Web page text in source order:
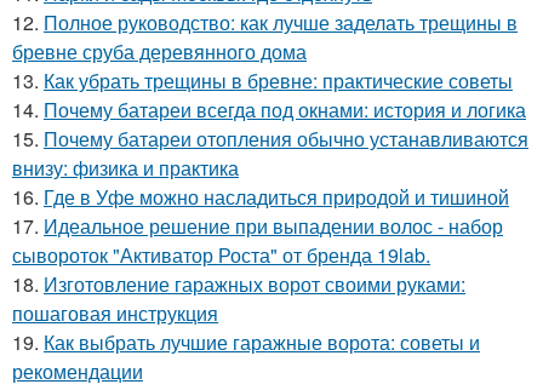
12. Полное руководство: как лучше заделать трещины в
бревне сруба деревянного дома
13. Как убрать трещины в бревне: практические советы
14. Почему батареи всегда под окнами: история и логика
15. Почему батареи отопления обычно устанавливаются
внизу: физика и практика
16. Где в Уфе можно насладиться природой и тишиной
17. Идеальное решение при выпадении волос - набор
сывороток "Активатор Роста" от бренда 19lab.
18. Изготовление гаражных ворот своими руками:
пошаговая инструкция
19. Как выбрать лучшие гаражные ворота: советы и
рекомендации